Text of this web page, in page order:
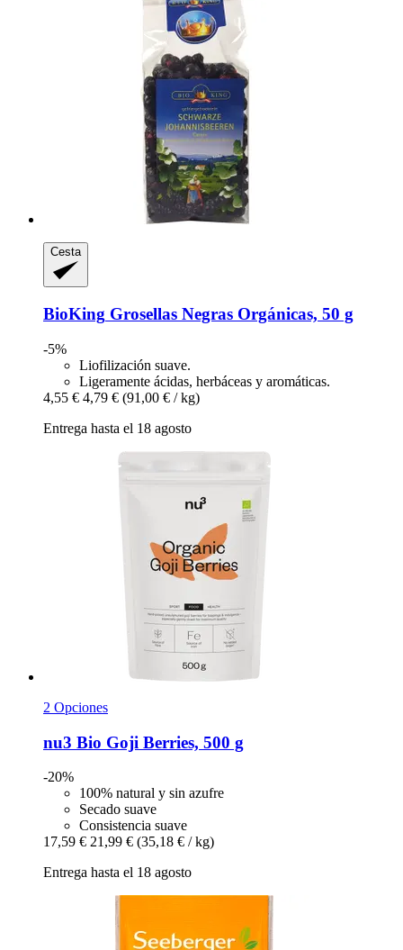
Cesta
BioKing Grosellas Negras Orgánicas, 50 g
-5%
Liofilización suave.
Ligeramente ácidas, herbáceas y aromáticas.
4,55 € 4,79 € (91,00 € / kg)
Entrega hasta el 18 agosto
2 Opciones
nu3 Bio Goji Berries, 500 g
-20%
100% natural y sin azufre
Secado suave
Consistencia suave
17,59 € 21,99 € (35,18 € / kg)
Entrega hasta el 18 agosto